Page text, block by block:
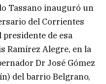
Tassano inauguró un
del Corrientes
de esa
Ramírez Alegre, en la
Dr José Gómez
del barrio Belgrano,